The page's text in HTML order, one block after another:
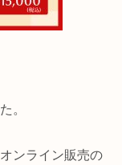
。
ンライン販売の